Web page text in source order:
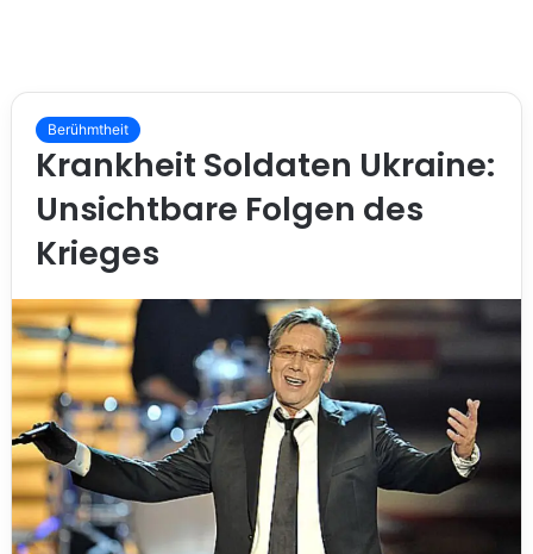
Berühmtheit
Krankheit Soldaten Ukraine:
Unsichtbare Folgen des
Krieges